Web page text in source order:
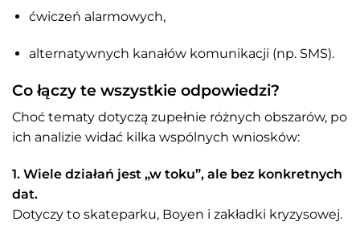
ćwiczeń alarmowych,
alternatywnych kanałów komunikacji (np. SMS).
Co łączy te wszystkie odpowiedzi?
Choć tematy dotyczą zupełnie różnych obszarów, po
ich analizie widać kilka wspólnych wniosków:
1. Wiele działań jest „w toku”, ale bez konkretnych
dat.
Dotyczy to skateparku, Boyen i zakładki kryzysowej.